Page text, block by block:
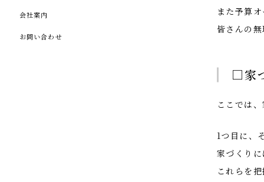
会社案内
お問い合わせ
また予算
皆さんの
□家
ここでは
1つ目に、
家づくり
これらを